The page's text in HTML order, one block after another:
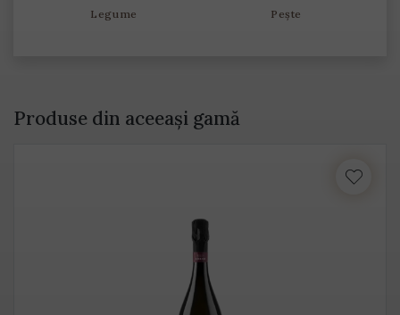
Legume Pește
Produse din aceeași gamă